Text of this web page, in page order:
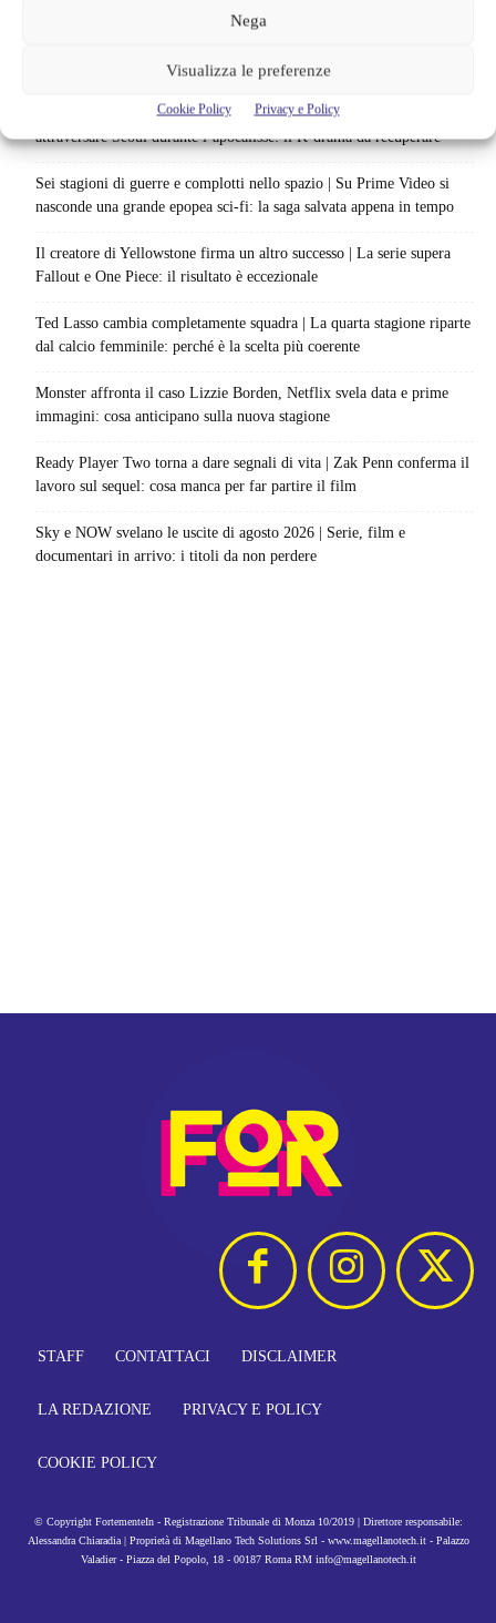
Nega
Visualizza le preferenze
Cookie Policy Privacy e Policy
Zombie e sentimenti invadono Prime Video | Una coppia deve
attraversare Seoul durante l’apocalisse: il K-drama da recuperare
Sei stagioni di guerre e complotti nello spazio | Su Prime Video si
nasconde una grande epopea sci-fi: la saga salvata appena in tempo
Il creatore di Yellowstone firma un altro successo | La serie supera
Fallout e One Piece: il risultato è eccezionale
Ted Lasso cambia completamente squadra | La quarta stagione riparte
dal calcio femminile: perché è la scelta più coerente
Monster affronta il caso Lizzie Borden, Netflix svela data e prime
immagini: cosa anticipano sulla nuova stagione
Ready Player Two torna a dare segnali di vita | Zak Penn conferma il
lavoro sul sequel: cosa manca per far partire il film
Sky e NOW svelano le uscite di agosto 2026 | Serie, film e
documentari in arrivo: i titoli da non perdere
STAFF CONTATTACI DISCLAIMER
LA REDAZIONE PRIVACY E POLICY
COOKIE POLICY
© Copyright FortementeIn - Registrazione Tribunale di Monza 10/2019 | Direttore responsabile:
Alessandra Chiaradia | Proprietà di Magellano Tech Solutions Srl - www.magellanotech.it - Palazzo
Valadier - Piazza del Popolo, 18 - 00187 Roma RM info@magellanotech.it